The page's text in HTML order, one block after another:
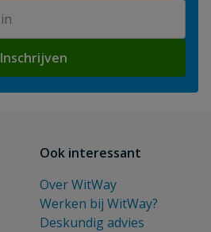
Inschrijven
Ook interessant
Over WitWay
Werken bij WitWay?
Deskundig advies